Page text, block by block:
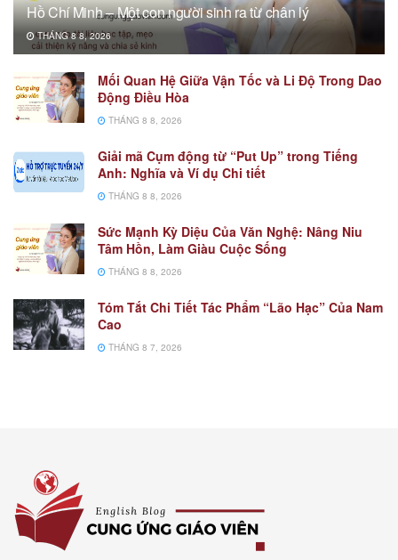
Hồ Chí Minh – Một con người sinh ra từ chân lý
THÁNG 8 8, 2026
Mối Quan Hệ Giữa Vận Tốc và Li Độ Trong Dao
Động Điều Hòa
THÁNG 8 8, 2026
Giải mã Cụm động từ “Put Up” trong Tiếng
Anh: Nghĩa và Ví dụ Chi tiết
THÁNG 8 8, 2026
Sức Mạnh Kỳ Diệu Của Văn Nghệ: Nâng Niu
Tâm Hồn, Làm Giàu Cuộc Sống
THÁNG 8 8, 2026
Tóm Tắt Chi Tiết Tác Phẩm “Lão Hạc” Của Nam
Cao
THÁNG 8 7, 2026